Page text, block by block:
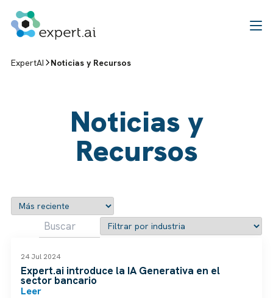
ExpertAI Noticias y Recursos
Noticias y
Recursos
NOTICIAS
24 Jul 2024
Expert.ai introduce la IA Generativa en el
sector bancario
Leer